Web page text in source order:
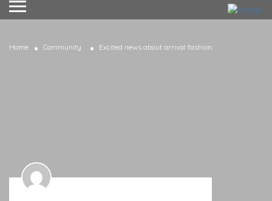
Home Community Excited news about arrival fashion.